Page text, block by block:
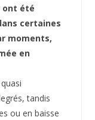
ont été
certaines
moments,
en
tandis
ou en baisse